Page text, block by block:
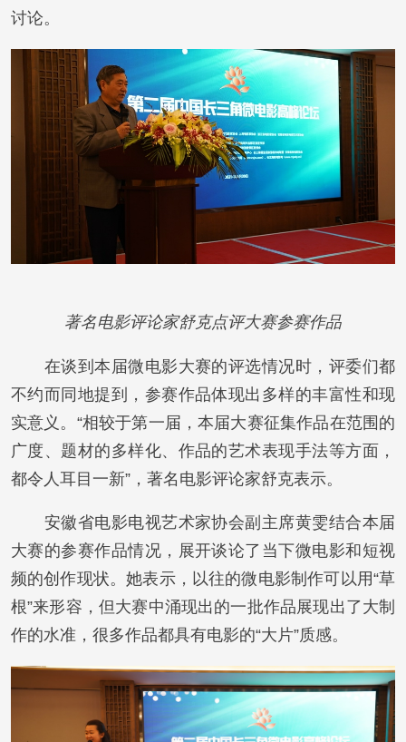
讨论。
著名电影评论家舒克点评大赛参赛作品
在谈到本届微电影大赛的评选情况时，评委们都
不约而同地提到，参赛作品体现出多样的丰富性和现
实意义。“相较于第一届，本届大赛征集作品在范围的
广度、题材的多样化、作品的艺术表现手法等方面，
都令人耳目一新”，著名电影评论家舒克表示。
安徽省电影电视艺术家协会副主席黄雯结合本届
大赛的参赛作品情况，展开谈论了当下微电影和短视
频的创作现状。她表示，以往的微电影制作可以用“草
根”来形容，但大赛中涌现出的一批作品展现出了大制
作的水准，很多作品都具有电影的“大片”质感。